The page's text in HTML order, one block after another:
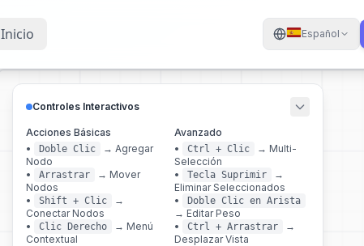
Inicio Español
Controles Interactivos
Acciones Básicas
•
Doble Clic → Agregar
Nodo
•
Arrastrar → Mover
Nodos
•
Shift + Clic
→
Conectar Nodos
•
Clic Derecho → Menú
Contextual
Avanzado
•
Ctrl + Clic → Multi-
Selección
•
Tecla Suprimir
→
Eliminar Seleccionados
•
Doble Clic en Arista
→ Editar Peso
•
Ctrl + Arrastrar
→
Desplazar Vista